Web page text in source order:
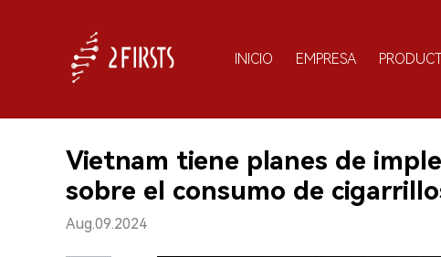
INICIO EMPRESA
Vietnam tiene planes de
sobre el consumo de
Aug.09.2024